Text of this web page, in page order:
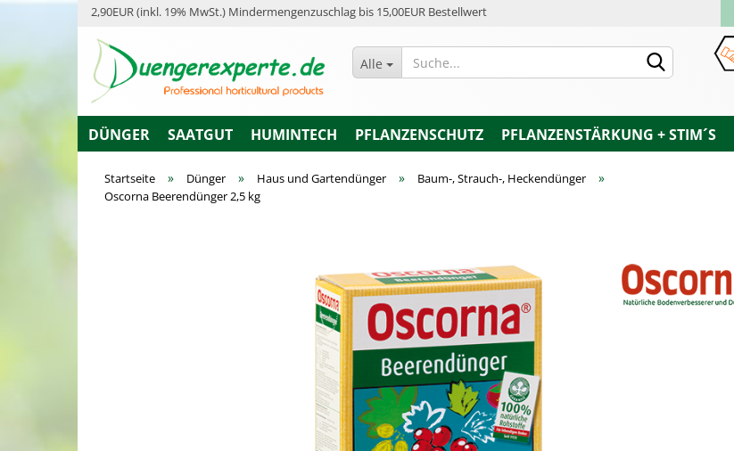
2,90EUR (inkl. 19% MwSt.) Mindermengenzuschlag bis 15,00EUR Bestellwert
Alle
DÜNGER SAATGUT HUMINTECH PFLANZENSCHUTZ PFLANZENSTÄRKUNG + STIM´S
Startseite » Dünger » Haus und Gartendünger » Baum-, Strauch-, Heckendünger »
Oscorna Beerendünger 2,5 kg